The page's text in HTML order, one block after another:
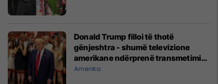
Donald Trump filloi të thotë
gënjeshtra - shumë televizione
amerikane ndërprenë transmetimin
e konferencës
Amerika